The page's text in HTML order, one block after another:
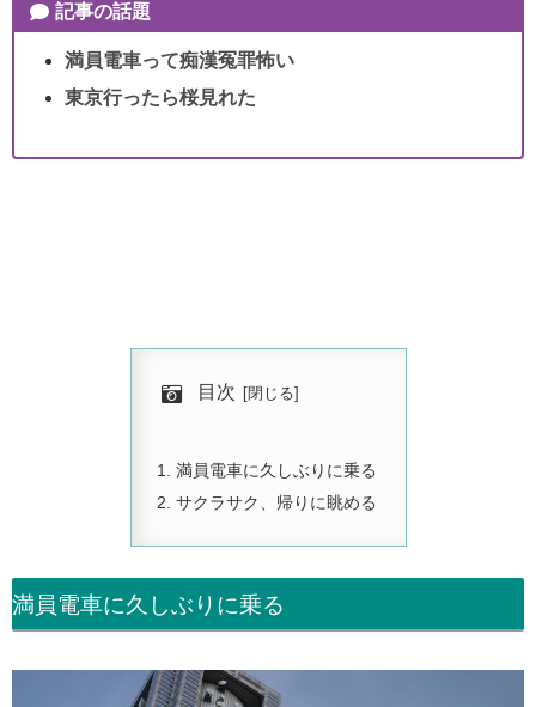
記事の話題
満員電車って痴漢冤罪怖い
東京行ったら桜見れた
目次
満員電車に久しぶりに乗る
サクラサク、帰りに眺める
満員電車に久しぶりに乗る